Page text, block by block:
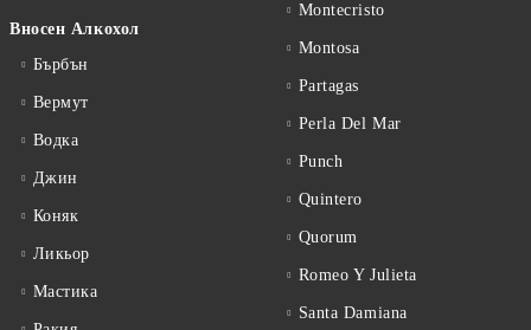
Вносен Алкохол
Бърбън
Вермут
Водка
Джин
Коняк
Ликьор
Мастика
Montecristo
Montosa
Partagas
Perla Del Mar
Punch
Quintero
Quorum
Romeo Y Julieta
Santa Damiana